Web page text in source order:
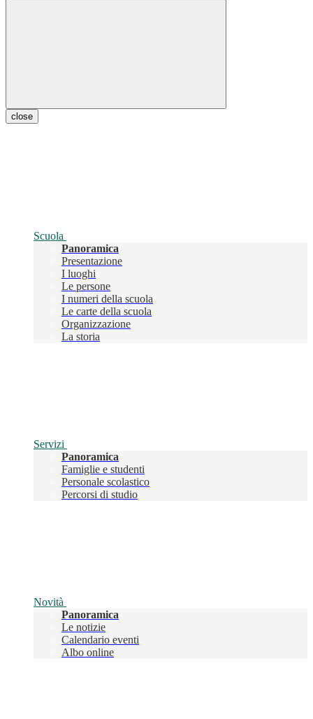
close
Scuola
Panoramica
Presentazione
I luoghi
Le persone
I numeri della scuola
Le carte della scuola
Organizzazione
La storia
Servizi
Panoramica
Famiglie e studenti
Personale scolastico
Percorsi di studio
Novità
Panoramica
Le notizie
Calendario eventi
Albo online